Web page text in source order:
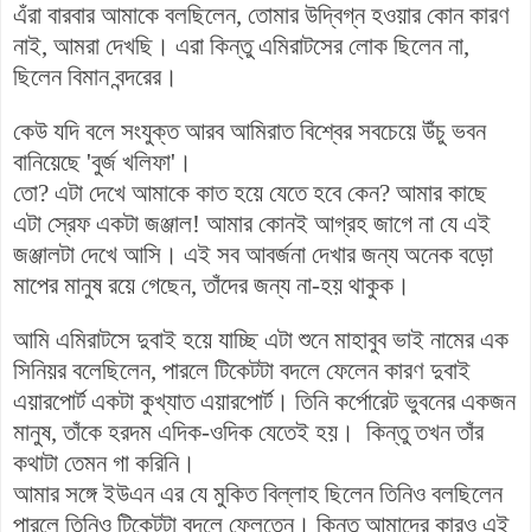
এঁরা বারবার আমাকে বলছিলেন, তোমার উদ্বিগ্ন হওয়ার কোন কারণ
নাই, আমরা দেখছি। এরা কিন্তু এমিরাটসের লোক ছিলেন না,
ছিলেন বিমান বন্দরের।
কেউ যদি বলে সংযুক্ত আরব আমিরাত বিশ্বের সবচেয়ে উঁচু ভবন
বানিয়েছে 'বুর্জ খলিফা'।
তো? এটা দেখে আমাকে কাত হয়ে যেতে হবে কেন? আমার কাছে
এটা স্রেফ একটা জঞ্জাল! আমার কোনই আগ্রহ জাগে না যে এই
জঞ্জালটা দেখে আসি। এই সব আবর্জনা দেখার জন্য অনেক বড়ো
মাপের মানুষ রয়ে গেছেন, তাঁদের জন্য না-হয় থাকুক।
আমি এমিরাটসে দুবাই হয়ে যাচ্ছি এটা শুনে মাহাবুব ভাই নামের এক
সিনিয়র বলেছিলেন, পারলে টিকেটটা বদলে ফেলেন কারণ দুবাই
এয়ারপোর্ট একটা কুখ্যাত এয়ারপোর্ট। তিনি কর্পোরেট ভুবনের একজন
মানুষ, তাঁকে হরদম এদিক-ওদিক যেতেই হয়। কিন্তু তখন তাঁর
কথাটা তেমন গা করিনি।
আমার সঙ্গে ইউএন এর যে মুকিত বিল্লাহ ছিলেন তিনিও বলছিলেন
পারলে তিনিও টিকেটটা বদলে ফেলতেন। কিন্তু আমাদের কারও এই